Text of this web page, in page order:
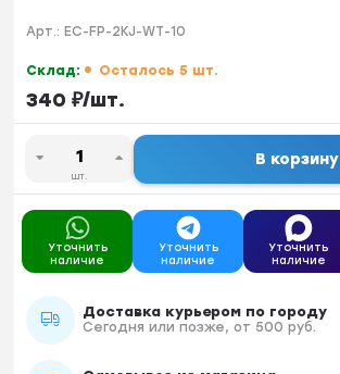
Арт.: EC-FP-2KJ-WT-10
Склад: Осталось 5 шт.
340 ₽/шт.
шт.
В корзину
Уточнить
наличие
Уточнить
наличие
Уточнить
наличие
Доставка курьером по городу
Сегодня или позже, от 500 руб.